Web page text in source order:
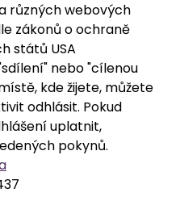
různých webových
zákonů o ochraně
států USA
nebo "cílenou
kde žijete, můžete
odhlásit. Pokud
uplatnit,
pokynů.